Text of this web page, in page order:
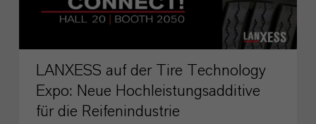
LANXESS auf der Tire Technology
Expo: Neue Hochleistungsadditive
für die Reifenindustrie